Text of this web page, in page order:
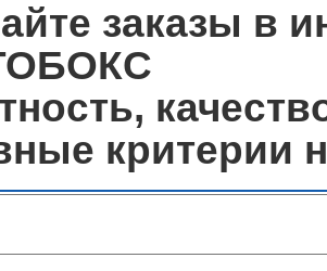
заказы в
критерии